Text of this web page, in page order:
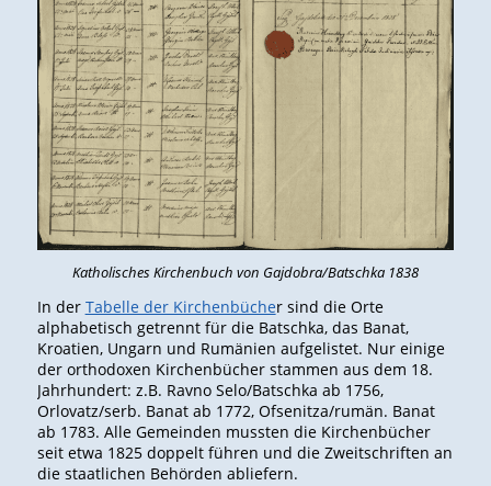
Katholisches Kirchenbuch von Gajdobra/Batschka 1838
In der Tabelle der Kirchenbücher sind die Orte
alphabetisch getrennt für die Batschka, das Banat,
Kroatien, Ungarn und Rumänien aufgelistet. Nur einige
der orthodoxen Kirchenbücher stammen aus dem 18.
Jahrhundert: z.B. Ravno Selo/Batschka ab 1756,
Orlovatz/serb. Banat ab 1772, Ofsenitza/rumän. Banat
ab 1783. Alle Gemeinden mussten die Kirchenbücher
seit etwa 1825 doppelt führen und die Zweitschriften an
die staatlichen Behörden abliefern.